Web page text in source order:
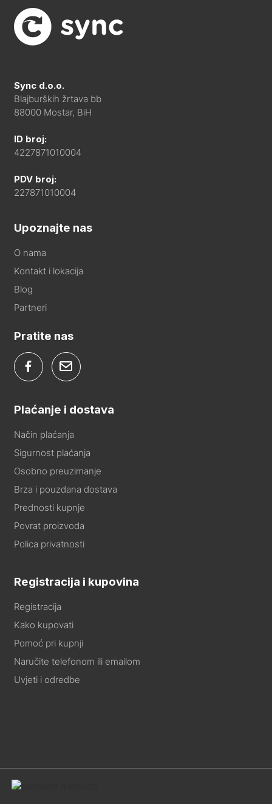
Sync d.o.o.
Blajburških žrtava bb
88000 Mostar, BiH
ID broj:
4227871010004
PDV broj:
227871010004
Upoznajte nas
O nama
Kontakt i lokacija
Blog
Partneri
Pratite nas
Plaćanje i dostava
Način plaćanja
Sigurnost plaćanja
Osobno preuzimanje
Brza i pouzdana dostava
Prednosti kupnje
Povrat proizvoda
Polica privatnosti
Registracija i kupovina
Registracija
Kako kupovati
Pomoć pri kupnji
Naručite telefonom ili emailom
Uvjeti i odredbe